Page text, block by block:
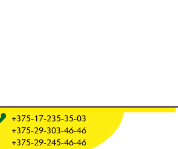
+375-17-235-35-03
+375-29-303-46-46
+375-29-245-46-46